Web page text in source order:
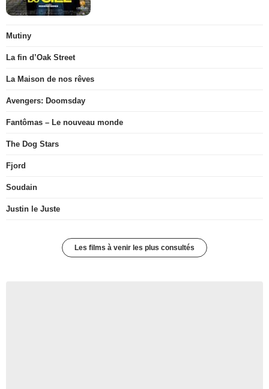
Mutiny
La fin d’Oak Street
La Maison de nos rêves
Avengers: Doomsday
Fantômas – Le nouveau monde
The Dog Stars
Fjord
Soudain
Justin le Juste
Les films à venir les plus consultés